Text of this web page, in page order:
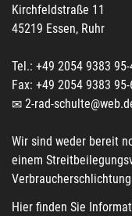
Kirchfeldstraße 11
45219 Essen, Ruhr
Tel.: +49 2054 9383
Fax: +49 2054 9383 95-
2-rad-
Wir sind weder bereit
einem
Hier finden Sie